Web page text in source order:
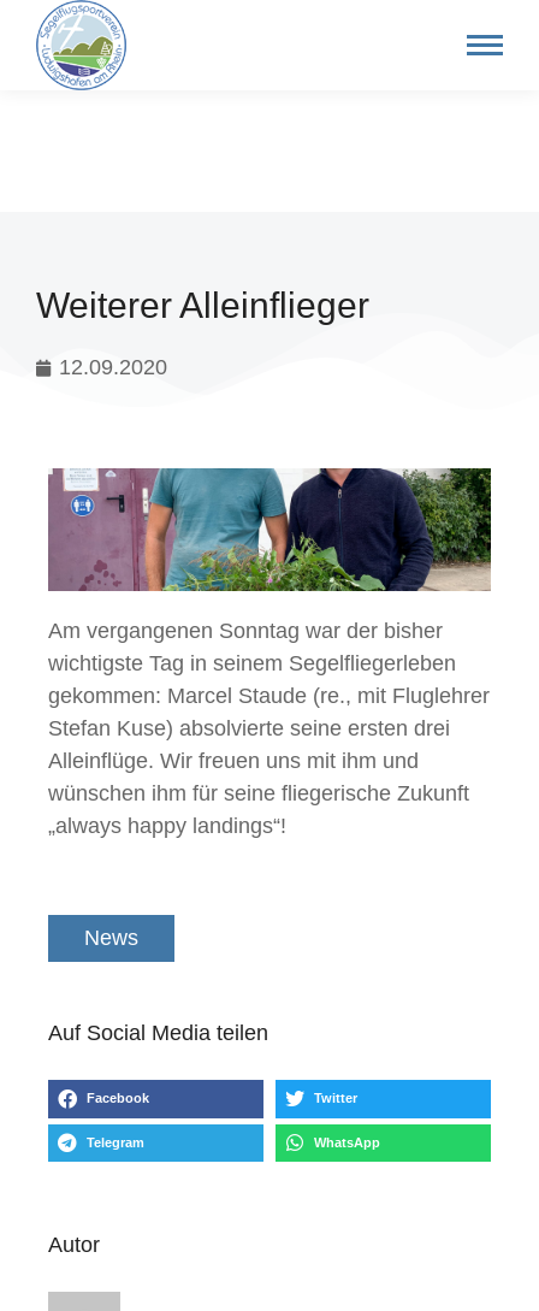
Weiterer Alleinflieger
12.09.2020
Am vergangenen Sonntag war der bisher
wichtigste Tag in seinem Segelfliegerleben
gekommen: Marcel Staude (re., mit Fluglehrer
Stefan Kuse) absolvierte seine ersten drei
Alleinflüge. Wir freuen uns mit ihm und
wünschen ihm für seine fliegerische Zukunft
„always happy landings“!
News
Auf Social Media teilen
Facebook Twitter
Telegram WhatsApp
Autor